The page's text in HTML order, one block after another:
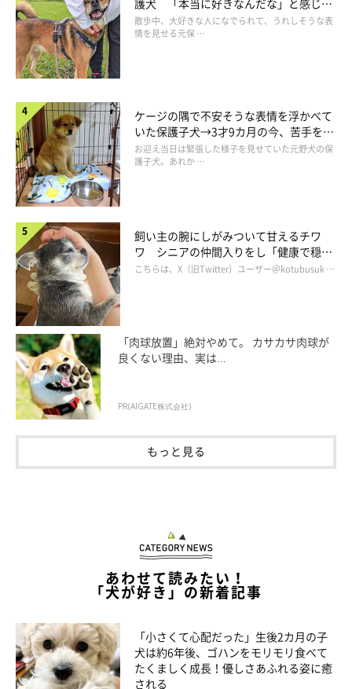
護犬 「本当に好きなんだな」と感じる
表情にほっこり
散歩中、大好きな人になでられて、うれしそうな表
情を見せる元保 …
ケージの隅で不安そうな表情を浮かべて
いた保護子犬→3才9カ月の今、苦手を克
服し頼もしいコに成長！
お迎え当日は緊張した様子を見せていた元野犬の保
護子犬。あれか …
飼い主の腕にしがみついて甘えるチワ
ワ シニアの仲間入りをし「健康で穏や
かな暮らしが続いてほしい」と願う
こちらは、X（旧Twitter）ユーザー＠kotubusuk …
「肉球放置」絶対やめて。 カサカサ肉球が
良くない理由、実は...
PR(AIGATE株式会社)
もっと見る
あわせて読みたい！
「犬が好き」の新着記事
「小さくて心配だった」生後2カ月の子
犬は約6年後、ゴハンをモリモリ食べて
たくましく成長！優しさあふれる姿に癒
される